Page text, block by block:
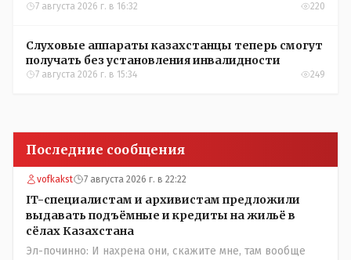
7 августа 2026 г. в 16:32 220
Слуховые аппараты казахстанцы теперь смогут
получать без установления инвалидности
7 августа 2026 г. в 15:34 249
Последние сообщения
vofkakst 7 августа 2026 г. в 22:22
IT-специалистам и архивистам предложили
выдавать подъёмные и кредиты на жильё в
сёлах Казахстана
Эл-починно: И нахрена они, скажите мне, там вообще